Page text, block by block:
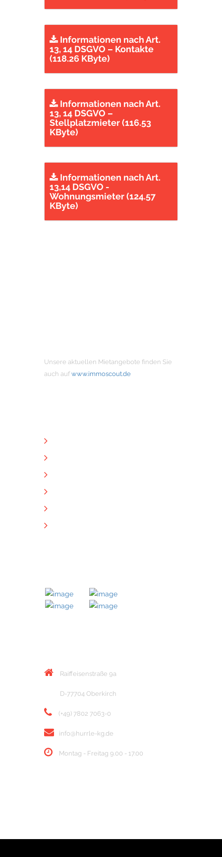
Informationen nach Art.
13, 14 DSGVO – Kontakte
(118.26 KByte)
Informationen nach Art.
13, 14 DSGVO –
Stellplatzmieter (116.53
KByte)
Informationen nach Art.
13,14 DSGVO -
Wohnungsmieter (124.57
KByte)
Unsere aktuellen Mietangebote finden Sie
auch auf www.immoscout.de
Raiffeisenstraße 9a
D-77704 Oberkirch
(+49) 7802 7063-0
info@hurrle-kg.de
Montag - Freitag 9.00 - 17.00